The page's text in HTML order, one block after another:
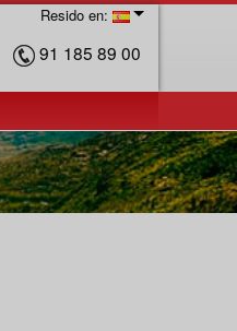
Resido en:
91 185 89 00